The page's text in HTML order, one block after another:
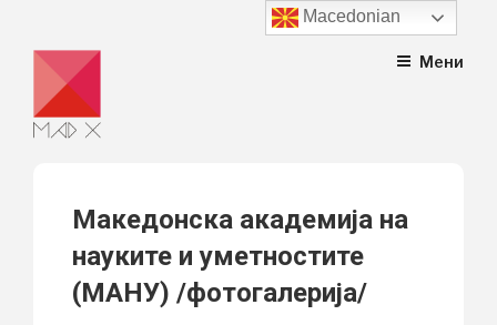
content
Мени
Македонска академија на
науките и уметностите
(МАНУ) /фотогалерија/
Macedonian